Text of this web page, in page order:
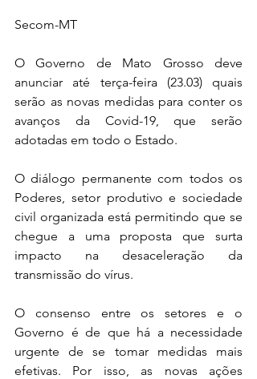
Secom-MT
O Governo de Mato Grosso deve
anunciar até terça-feira (23.03) quais
serão as novas medidas para conter os
avanços da Covid-19, que serão
adotadas em todo o Estado.
O diálogo permanente com todos os
Poderes, setor produtivo e sociedade
civil organizada está permitindo que se
chegue a uma proposta que surta
impacto na desaceleração da
transmissão do vírus.
O consenso entre os setores e o
Governo é de que há a necessidade
urgente de se tomar medidas mais
efetivas. Por isso, as novas ações